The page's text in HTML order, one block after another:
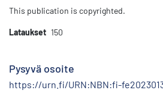
This publication is copyrighted.
Lataukset 150
Pysyvä osoite
https://urn.fi/URN:NBN:fi-